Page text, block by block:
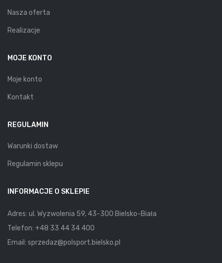
Nasza oferta
Realizacje
MOJE KONTO
Moje konto
Kontakt
REGULAMIN
Warunki dostaw
Regulamin sklepu
INFORMACJE O SKLEPIE
Adres: ul. Wyzwolenia 59, 43-300 Bielsko-Biała
Telefon: +48 33 44 34 400
Email: sprzedaz@polsport.bielsko.pl